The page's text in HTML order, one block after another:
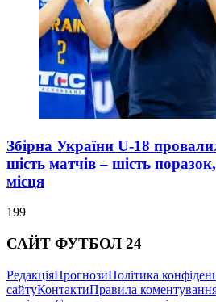
Збірна України U-18
шість матчів – шість
місця
199
САЙТ ФУТБОЛ 24
РедакціяПрогнозиПолітика
сайтуКонтактиПравила